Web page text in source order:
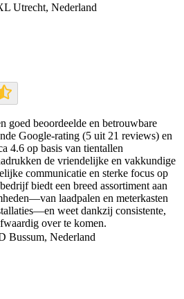
Utrecht, Nederland
goed beoordeelde en betrouwbare
Google‑rating (5 uit 21 reviews) en
4.6 op basis van tientallen
de vriendelijke en vakkundige
communicatie en sterke focus op
biedt een breed assortiment aan
laadpalen en meterkasten
weet dankzij consistente,
over te komen.
Bussum, Nederland